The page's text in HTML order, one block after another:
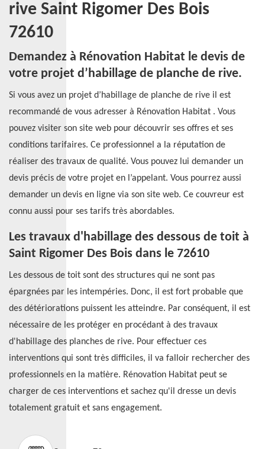
rive Saint Rigomer Des Bois
72610
Demandez à Rénovation Habitat le devis de
votre projet d’habillage de planche de rive.
Si vous avez un projet d’habillage de planche de rive il est
recommandé de vous adresser à Rénovation Habitat . Vous
pouvez visiter son site web pour découvrir ses offres et ses
conditions tarifaires. Ce professionnel a la réputation de
réaliser des travaux de qualité. Vous pouvez lui demander un
devis précis de votre projet en l’appelant. Vous pourrez aussi
demander un devis en ligne via son site web. Ce couvreur est
connu aussi pour ses tarifs très abordables.
Les travaux d'habillage des dessous de toit à
Saint Rigomer Des Bois dans le 72610
Les dessous de toit sont des structures qui ne sont pas
épargnées par les intempéries. Donc, il est fort probable que
des détériorations puissent les atteindre. Par conséquent, il est
nécessaire de les protéger en procédant à des travaux
d'habillage des planches de rive. Pour effectuer ces
interventions qui sont très difficiles, il va falloir rechercher des
professionnels en la matière. Rénovation Habitat peut se
charger de ces interventions et sachez qu'il dresse un devis
totalement gratuit et sans engagement.